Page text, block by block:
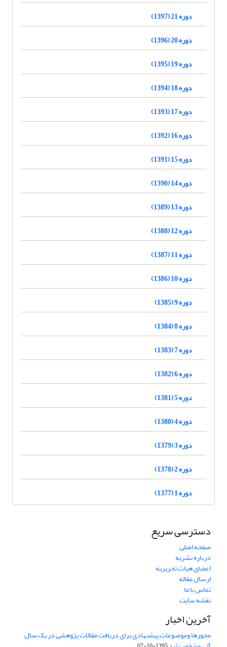
دوره 21 (1397)
دوره 20 (1396)
دوره 19 (1395)
دوره 18 (1394)
دوره 17 (1393)
دوره 16 (1392)
دوره 15 (1391)
دوره 14 (1390)
دوره 13 (1389)
دوره 12 (1388)
دوره 11 (1387)
دوره 10 (1386)
دوره 9 (1385)
دوره 8 (1384)
دوره 7 (1383)
دوره 6 (1382)
دوره 5 (1381)
دوره 4 (1380)
دوره 3 (1379)
دوره 2 (1378)
دوره 1 (1377)
دسترسی سریع
صفحه اصلی
درباره نشریه
اعضای هیات تحریریه
ارسال مقاله
تماس با ما
نقشه سایت
آخرین اخبار
محورها وموضوعات پیشنهادی برای دریافت مقالات پژوهشی در یک سال